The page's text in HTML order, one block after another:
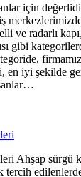
için
ve radarlı
gibi
en iyi şekilde
Ahşap sürgü
tercih